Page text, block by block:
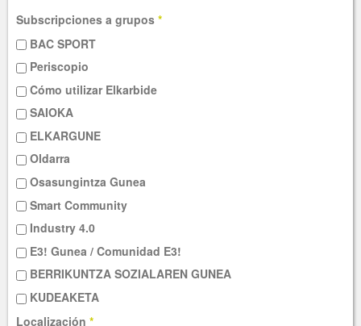
Subscripciones a grupos *
BAC SPORT
Periscopio
Cómo utilizar Elkarbide
SAIOKA
ELKARGUNE
Oldarra
Osasungintza Gunea
Smart Community
Industry 4.0
E3! Gunea / Comunidad E3!
BERRIKUNTZA SOZIALAREN GUNEA
KUDEAKETA
Localización *